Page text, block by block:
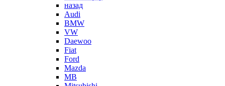
назад
Audi
BMW
VW
Daewoo
Fiat
Ford
Mazda
MB